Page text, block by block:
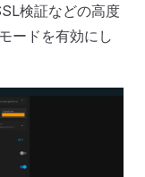
検証などの高度
ードを有効にし